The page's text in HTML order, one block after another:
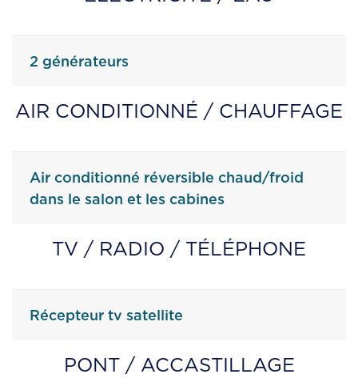
2 générateurs
AIR CONDITIONNÉ / CHAUFFAGE
Air conditionné réversible chaud/froid
dans le salon et les cabines
TV / RADIO / TÉLÉPHONE
Récepteur tv satellite
PONT / ACCASTILLAGE